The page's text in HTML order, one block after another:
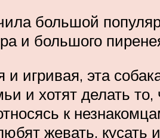
большой
и большого
и игривая, эта
и хотят делать
к
жевать, кусать